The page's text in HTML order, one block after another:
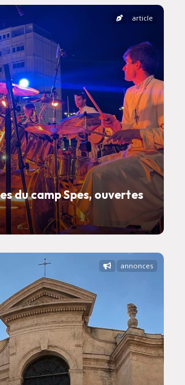
du camp Spes, ouvertes
article
annonces